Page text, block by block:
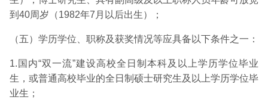
到40周岁（1982年7月以后出生）；
（五）学历学位、职称及获奖情况等应具备以下条件之一：
1.国内“双一流”建设高校全日制本科及以上学历学位毕业
生，或普通高校毕业的全日制硕士研究生及以上学历学位毕
业生；